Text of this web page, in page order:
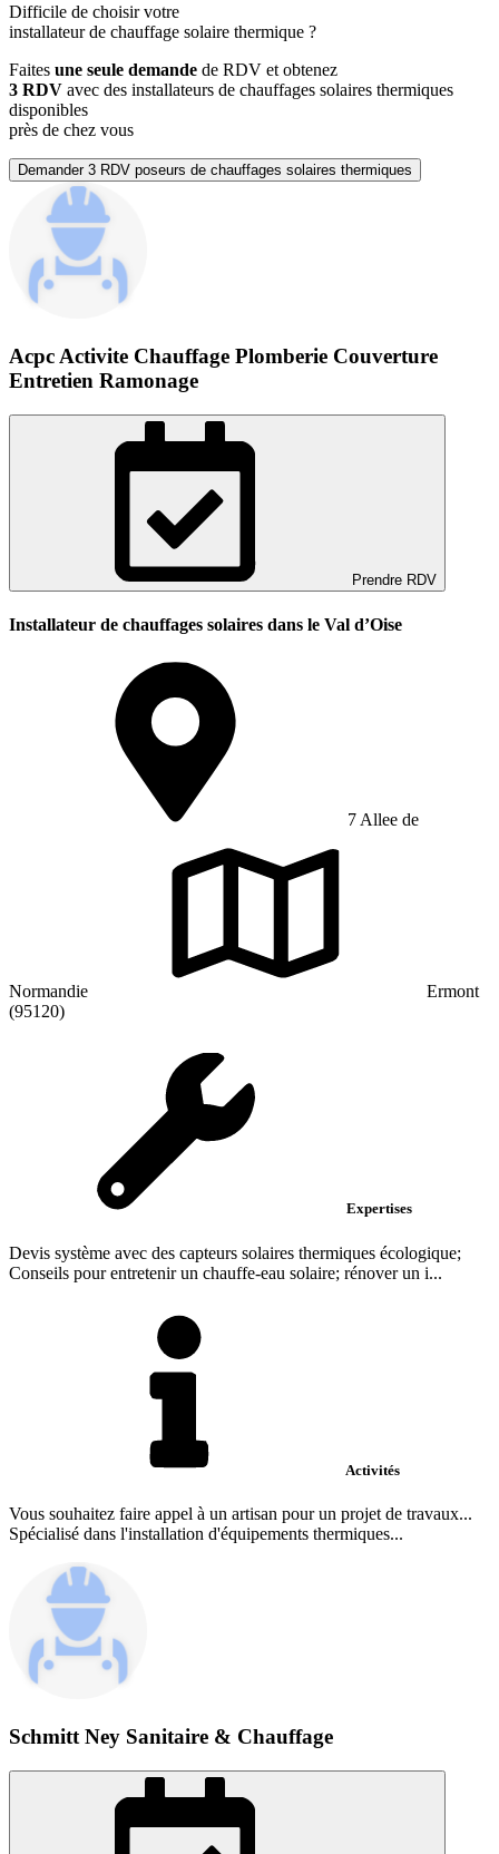
Difficile de choisir votre
installateur de chauffage solaire thermique ?
Faites une seule demande de RDV et obtenez
3 RDV avec des installateurs de chauffages solaires thermiques
disponibles
près de chez vous
Demander 3 RDV poseurs de chauffages solaires thermiques
Acpc Activite Chauffage Plomberie Couverture
Entretien Ramonage
Prendre RDV
Installateur de chauffages solaires dans le Val d’Oise
7 Allee de
Normandie
Ermont
(95120)
Expertises
Devis système avec des capteurs solaires thermiques écologique;
Conseils pour entretenir un chauffe-eau solaire; rénover un i...
Activités
Vous souhaitez faire appel à un artisan pour un projet de travaux...
Spécialisé dans l'installation d'équipements thermiques...
Schmitt Ney Sanitaire & Chauffage